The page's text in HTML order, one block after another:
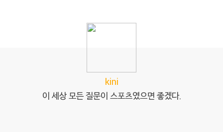
kini
이 세상 모든 질문이 스포츠였으면 좋겠다.